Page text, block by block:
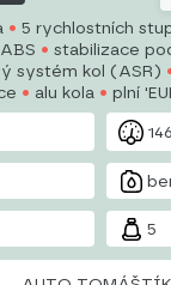
5 rychlostních
ABS stabilizace
systém kol (ASR)
alu kola plní
senzory zadní
5